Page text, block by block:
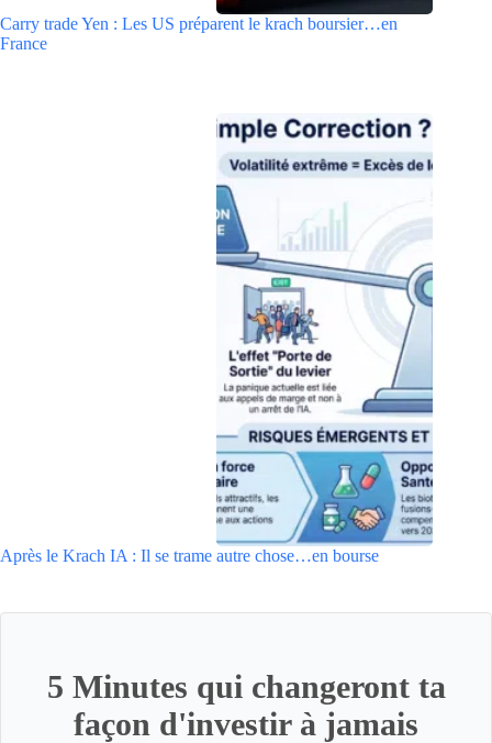
Carry trade Yen : Les US préparent le krach boursier…en
France
Après le Krach IA : Il se trame autre chose…en bourse
5 Minutes qui changeront ta
façon d'investir à jamais